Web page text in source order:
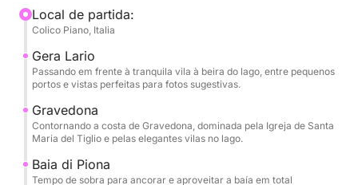
tranquila Baía de Piona, onde pode ancorar e passar
várias horas em completo relaxamento, imerso no
silêncio e na natureza.
Você terá bastante tempo para nadar, tomar sol,
ouvir música ou simplesmente apreciar a vista única
da Abadia de Piona. Com sete horas à sua
disposição, você pode explorar o lago lentamente e
sem limites, saboreando cada momento.
Local de partida:
Colico Piano, Italia
Gera Lario
Passando em frente à tranquila vila à beira do lago, entre pequenos
portos e vistas perfeitas para fotos sugestivas.
Gravedona
Contornando a costa de Gravedona, dominada pela Igreja de Santa
Maria del Tiglio e pelas elegantes vilas no lago.
Baia di Piona
Tempo de sobra para ancorar e aproveitar a baía em total